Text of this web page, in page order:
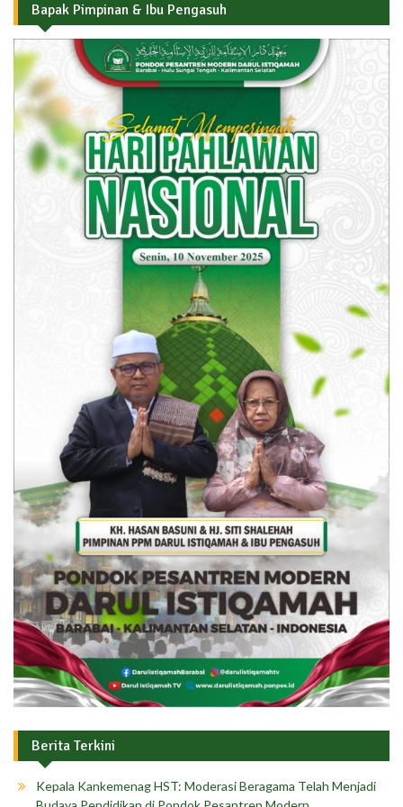
Bapak Pimpinan & Ibu Pengasuh
Berita Terkini
Kepala Kankemenag HST: Moderasi Beragama Telah Menjadi